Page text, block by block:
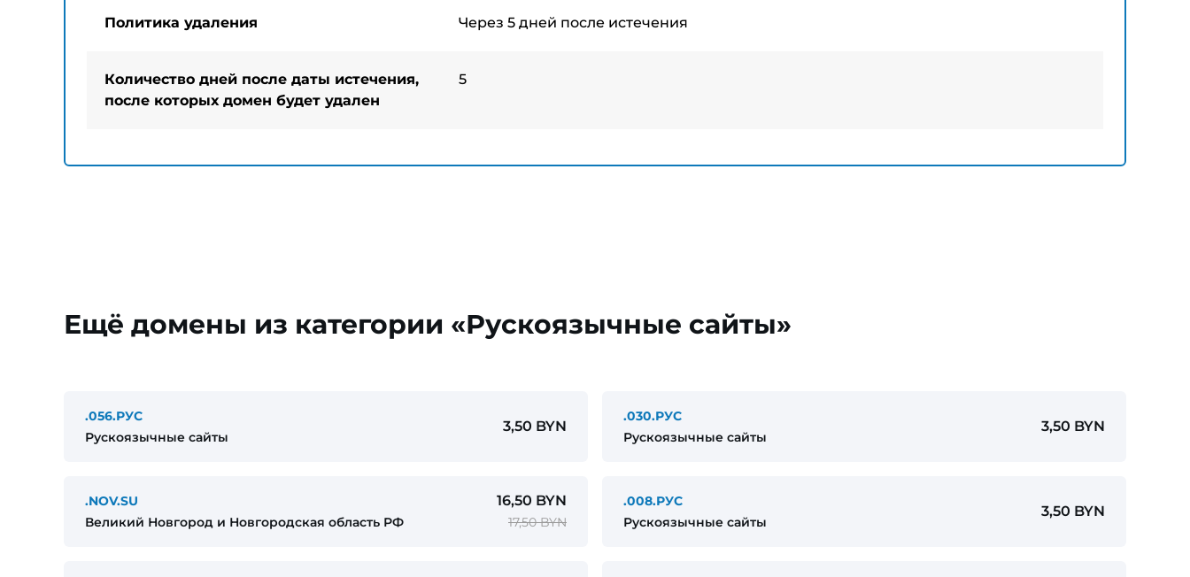
Политика удаления Через 5 дней после истечения
Количество дней после даты истечения,
после которых домен будет удален
5
Ещё домены из категории «Рускоязычные сайты»
.056.РУС
Рускоязычные сайты
3,50 BYN
.030.РУС
Рускоязычные сайты
3,50 BYN
.NOV.SU
Великий Новгород и Новгородская область РФ
16,50 BYN
17,50 BYN
.008.РУС
Рускоязычные сайты
3,50 BYN